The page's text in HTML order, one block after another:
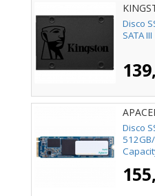
Disco
SATA III
Disco